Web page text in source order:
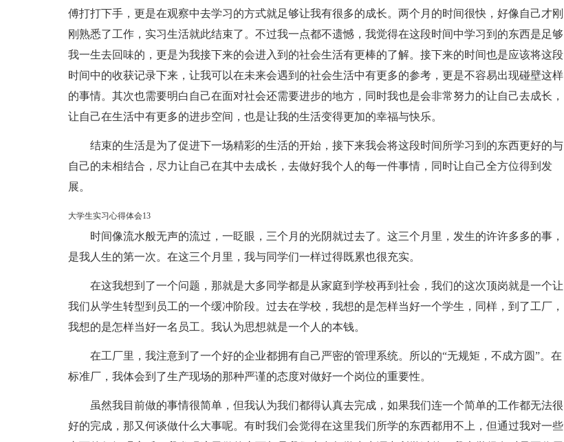
傅打打下手，更是在观察中去学习的方式就足够让我有很多的成长。两个月的时间很快，好像自己才刚
刚熟悉了工作，实习生活就此结束了。不过我一点都不遗憾，我觉得在这段时间中学习到的东西是足够
我一生去回味的，更是为我接下来的会进入到的社会生活有更棒的了解。接下来的时间也是应该将这段
时间中的收获记录下来，让我可以在未来会遇到的社会生活中有更多的参考，更是不容易出现碰壁这样
的事情。其次也需要明白自己在面对社会还需要进步的地方，同时我也是会非常努力的让自己去成长，
让自己在生活中有更多的进步空间，也是让我的生活变得更加的幸福与快乐。
结束的生活是为了促进下一场精彩的生活的开始，接下来我会将这段时间所学习到的东西更好的与
自己的未相结合，尽力让自己在其中去成长，去做好我个人的每一件事情，同时让自己全方位得到发
展。
大学生实习心得体会13
时间像流水般无声的流过，一眨眼，三个月的光阴就过去了。这三个月里，发生的许许多多的事，
是我人生的第一次。在这三个月里，我与同学们一样过得既累也很充实。
在这我想到了一个问题，那就是大多同学都是从家庭到学校再到社会，我们的这次顶岗就是一个让
我们从学生转型到员工的一个缓冲阶段。过去在学校，我想的是怎样当好一个学生，同样，到了工厂，
我想的是怎样当好一名员工。我认为思想就是一个人的本钱。
在工厂里，我注意到了一个好的企业都拥有自己严密的管理系统。所以的“无规矩，不成方圆”。在
标准厂，我体会到了生产现场的那种严谨的态度对做好一个岗位的重要性。
虽然我目前做的事情很简单，但我认为我们都得认真去完成，如果我们连一个简单的工作都无法很
好的完成，那又何谈做什么大事呢。有时我们会觉得在这里我们所学的东西都用不上，但通过我对一些